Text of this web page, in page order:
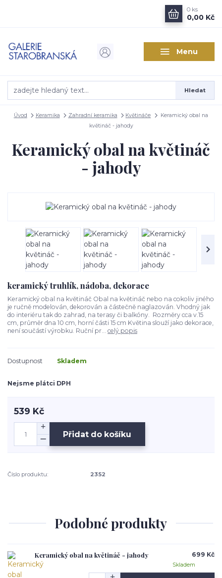
Menu
Hledat
0 ks
0,00 Kč
Úvod Keramika Zahradní keramika Květináče
Keramický obal na
květináč - jahody
Keramický obal na květináč
- jahody
keramický truhlík, nádoba, dekorace
Keramický obal na květináč Obal na květináč nebo na cokoliv jiného
je ručně modelován, dekorován a částečně naglazován. Vhodný jak
do interiéru tak do zahrad, na terasy či balkóny. Rozměry cca v.15
cm, průměr dna 10 cm, horní části 15 cm Květina slouží jako dekorace,
není součástí výrobku. Ruční pr... celý popis
Dostupnost Skladem
Nejsme plátci DPH
539 Kč
Přidat do košíku
Číslo produktu: 2352
Podobné produkty
Keramický obal na květináč - jahody 699 Kč
Skladem